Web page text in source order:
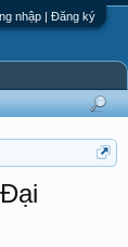
nhập | Đăng ký